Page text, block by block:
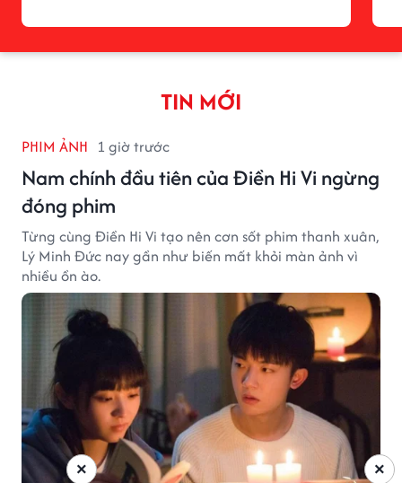
TIN MỚI
PHIM ẢNH 1 giờ trước
Nam chính đầu tiên của Điền Hi Vi ngừng
đóng phim
Từng cùng Điền Hi Vi tạo nên cơn sốt phim thanh xuân,
Lý Minh Đức nay gần như biến mất khỏi màn ảnh vì
nhiều ồn ào.
×
×